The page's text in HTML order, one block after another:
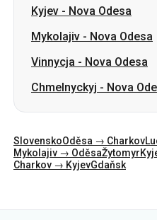
Kyjev - Nova Odesa
Mykolajiv - Nova Odesa
Vinnycja - Nova Odesa
Chmelnyckyj - Nova
SlovenskoOděsa → Charkov
Mykolajiv → OděsaŽytomyr
Charkov → KyjevGdaňsk